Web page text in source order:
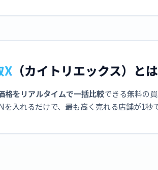
X （カイトリエックス）と
格をリアルタイムで一括比較できる無料の買
入れるだけで、最も高く売れる店舗が1秒